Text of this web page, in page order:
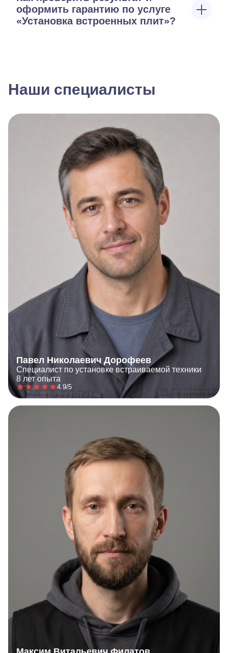
оформить гарантию по услуге
«Установка встроенных плит»?
Наши специалисты
Павел Николаевич Дорофеев
Специалист по установке встраиваемой техники
8 лет опыта
4.9/5